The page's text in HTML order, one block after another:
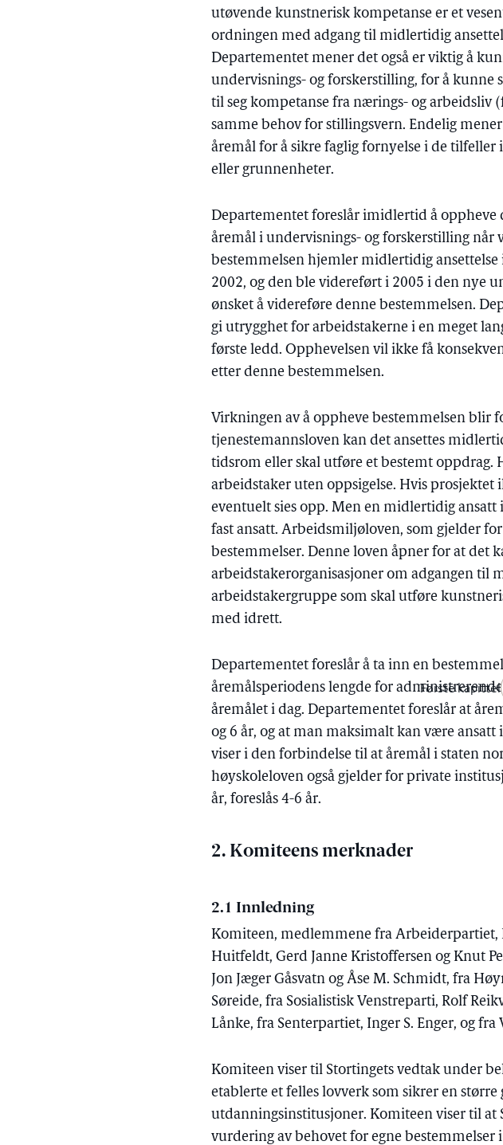
utøvende kunstnerisk kompetanse er et
ordningen med adgang til midlertidig
Departementet mener det også er viktig å
undervisnings- og forskerstilling, for å
til seg kompetanse fra nærings- og arbeidsliv
samme behov for stillingsvern. Endelig
åremål for å sikre faglig fornyelse i de tilfeller
eller grunnenheter.
Departementet foreslår imidlertid å oppheve
åremål i undervisnings- og forskerstilling når
bestemmelsen hjemler midlertidig
2002, og den ble videreført i 2005 i den nye
ønsket å videreføre denne bestemmelsen.
gi utrygghet for arbeidstakerne i en meget
første ledd. Opphevelsen vil ikke få
etter denne bestemmelsen.
Virkningen av å oppheve bestemmelsen blir
tjenestemannsloven kan det ansettes
tidsrom eller skal utføre et bestemt oppdrag.
arbeidstaker uten oppsigelse. Hvis
eventuelt sies opp. Men en midlertidig ansatt
fast ansatt. Arbeidsmiljøloven, som gjelder
bestemmelser. Denne loven åpner for at det
arbeidstakerorganisasjoner om adgangen
arbeidstakergruppe som skal utføre
med idrett.
Departementet foreslår å ta inn en
åremålsperiodens lengde for
åremålet i dag. Departementet foreslår at
og 6 år, og at man maksimalt kan være
viser i den forbindelse til at åremål i staten
høyskoleloven også gjelder for private
år, foreslås 4-6 år.
2. Komiteens merknader
2.1 Innledning
Komiteen, medlemmene fra Arbeiderpartiet,
Huitfeldt, Gerd Janne Kristoffersen og Knut
Jon Jæger Gåsvatn og Åse M. Schmidt, fra
Søreide, fra Sosialistisk Venstreparti, Rolf
Lånke, fra Senterpartiet, Inger S. Enger, og
Komiteen viser til Stortingets vedtak under
etablerte et felles lovverk som sikrer en
utdanningsinstitusjoner. Komiteen viser til
vurdering av behovet for egne
Første kapittel